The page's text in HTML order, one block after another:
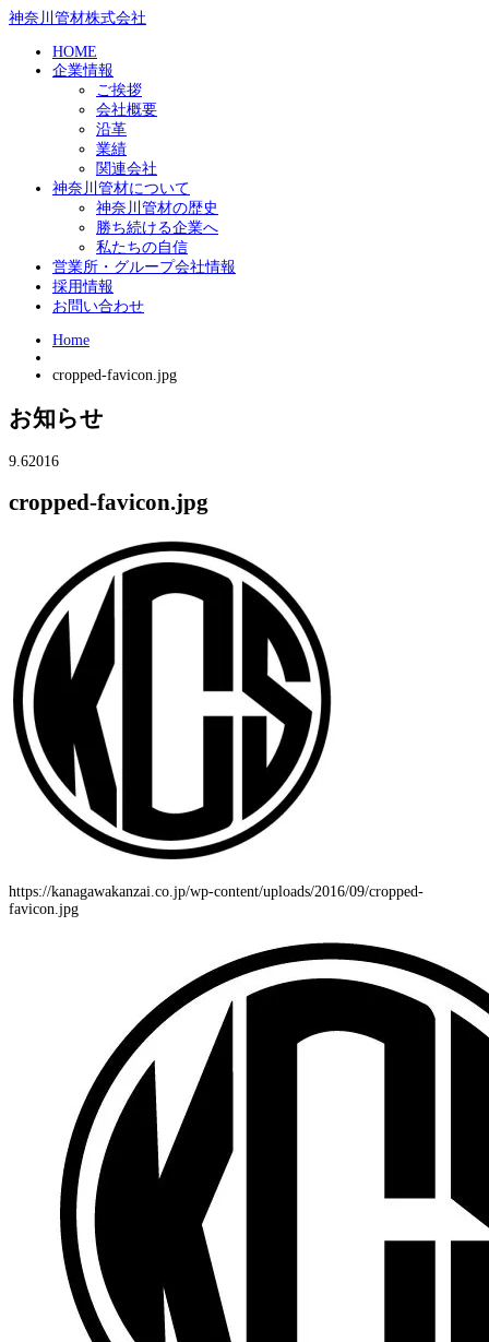
神奈川管材株式会社
HOME
企業情報
ご挨拶
会社概要
沿革
業績
関連会社
神奈川管材について
神奈川管材の歴史
勝ち続ける企業へ
私たちの自信
営業所・グループ会社情報
採用情報
お問い合わせ
Home
cropped-favicon.jpg
お知らせ
9.62016
cropped-favicon.jpg
https://kanagawakanzai.co.jp/wp-content/uploads/2016/09/cropped-
favicon.jpg